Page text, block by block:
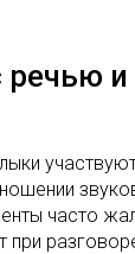
и
участвуют
часто
при